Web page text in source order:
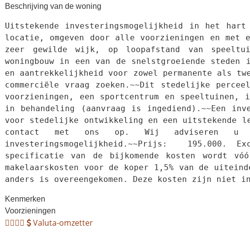
Beschrijving van de woning
Uitstekende investeringsmogelijkheid in het
locatie, omgeven door alle voorzieningen en met
zeer gewilde wijk, op loopafstand van
woningbouw in een van de snelstgroeiende
en aantrekkelijkheid voor zowel permanente als
commerciële vraag zoeken.~~Dit stedelijke
voorzieningen, een sportcentrum en speeltuinen,
in behandeling (aanvraag is ingediend).~~Een
voor stedelijke ontwikkeling en een uitstekende
contact met ons op. Wij adviseren u
investeringsmogelijkheid.~~Prijs:  195.000.
specificatie van de bijkomende kosten wordt
makelaarskosten voor de koper 1,5% van de
anders is overeengekomen. Deze kosten zijn niet
Kenmerken
Voorzieningen
Valuta-omzetter